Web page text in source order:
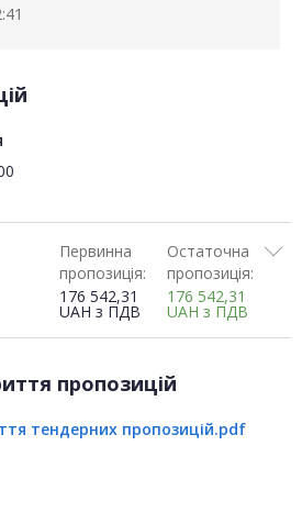
Первинна
пропозиція:
176 542,31
UAH з ПДВ
Остаточна
пропозиція:
176 542,31
UAH з ПДВ
пропозицій
тендерних пропозицій.pdf